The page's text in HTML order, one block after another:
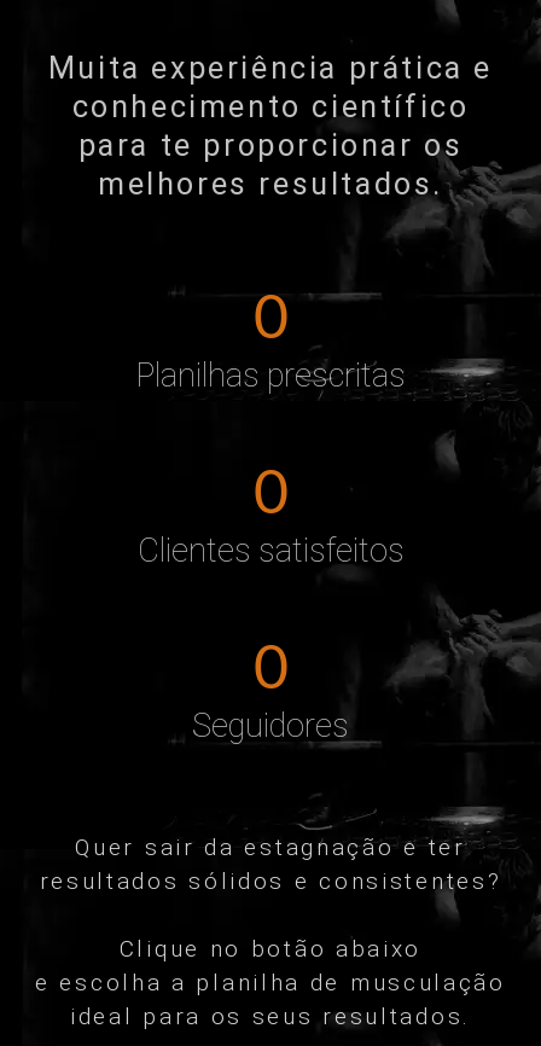
Muita experiência prática e
conhecimento científico
para te proporcionar os
melhores resultados.
Planilhas prescritas
0
Clientes satisfeitos
0
Seguidores
0
Quer sair da estagnação e ter
resultados sólidos e consistentes?
Clique no botão abaixo
e escolha a planilha de musculação
ideal para os seus resultados.